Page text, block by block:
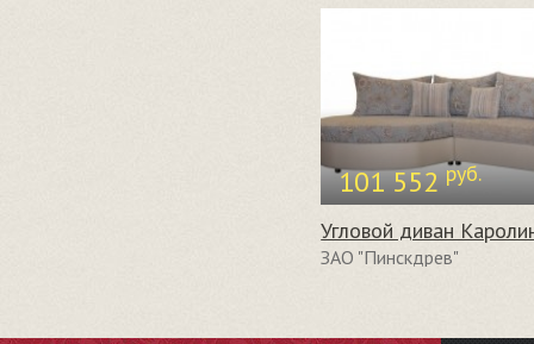
101 552руб.
Угловой диван
ЗАО "Пинскдрев"